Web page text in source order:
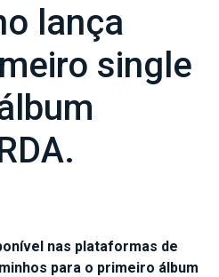
lança
single
nas plataformas de
para o primeiro álbum